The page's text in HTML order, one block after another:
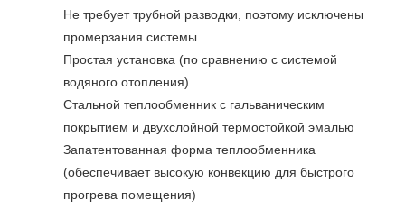
Не требует трубной разводки, поэтому исключены
промерзания системы
Простая установка (по сравнению с системой
водяного отопления)
Стальной теплообменник с гальваническим
покрытием и двухслойной термостойкой эмалью
Запатентованная форма теплообменника
(обеспечивает высокую конвекцию для быстрого
прогрева помещения)